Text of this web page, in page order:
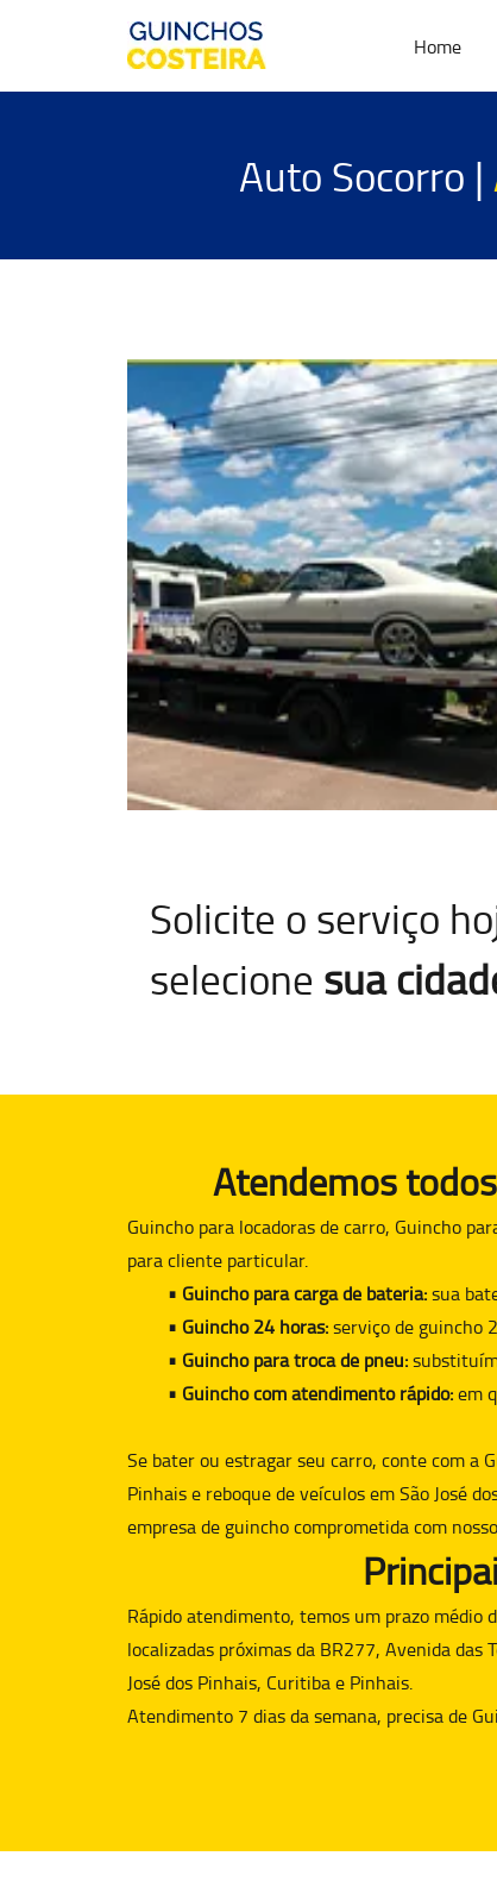
Home
Auto Socorro |
Solicite o serviço
selecione sua
Atendemos
Guincho para locadoras de carro, Guincho
para cliente particular.
• Guincho para carga de bateria:sua
• Guincho 24 horas:serviço de guincho
• Guincho para troca de pneu:
• Guincho com atendimento rápido:em
Se bater ou estragar seu carro, conte com a
Pinhais e reboque de veículos em São José
empresa de guincho comprometida com
Rápido atendimento, temos um prazo médio
localizadas próximas da BR277, Avenida
José dos Pinhais, Curitiba e Pinhais.
Atendimento 7 dias da semana, precisa de